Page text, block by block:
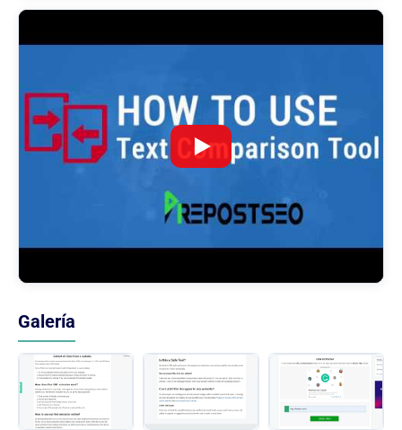
Galería